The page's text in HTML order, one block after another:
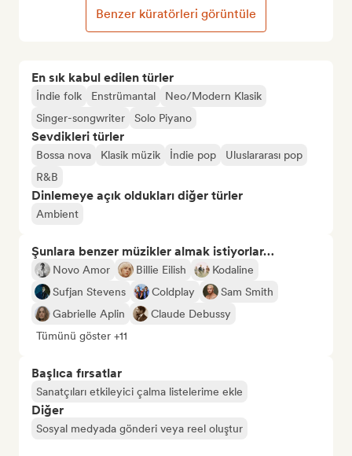
En sık kabul edilen türler
İndie folk Enstrümantal
Neo/Modern Klasik
Singer-songwriter
Solo Piyano
Sevdikleri türler
Bossa nova Klasik müzik İndie pop
Uluslararası pop
R&B
Dinlemeye açık oldukları diğer türler
Ambient
Şunlara benzer müzikler almak istiyorlar…
Novo Amor Billie Eilish
Kodaline
Sufjan Stevens
Coldplay
Sam Smith
Gabrielle Aplin
Claude Debussy
Tümünü göster +11
Başlıca fırsatlar
Sanatçıları etkileyici çalma listelerime ekle
Diğer
Sosyal medyada gönderi veya reel oluştur
Benzer küratörleri görüntüle